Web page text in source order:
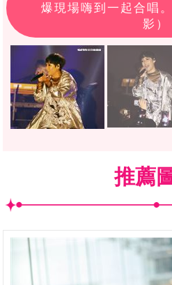
爆現場嗨到一起合唱
影）
推薦